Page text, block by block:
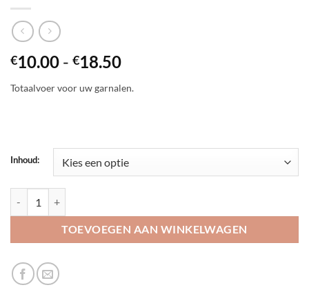
€10.00 - €18.50Prijsklasse:
tot
Totaalvoer voor uw garnalen.
Inhoud:
TOEVOEGEN AAN WINKELWAGEN